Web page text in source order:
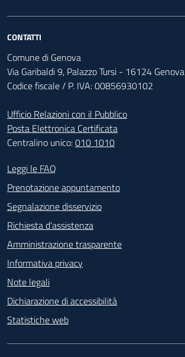
CONTATTI
Comune di Genova
Via Garibaldi 9, Palazzo Tursi - 16124 Genova
Codice fiscale / P. IVA: 00856930102
Ufficio Relazioni con il Pubblico
Posta Elettronica Certificata
Centralino unico:010 1010
Footer - Contatti
Leggi le FAQ
Prenotazione appuntamento
Segnalazione disservizio
Richiesta d'assistenza
Amministrazione trasparente
Informativa privacy
Note legali
Dichiarazione di accessibilità
Statistiche web